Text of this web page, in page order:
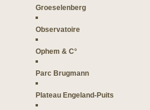
Groeselenberg
Observatoire
Ophem & C°
Parc Brugmann
Plateau Engeland-Puits